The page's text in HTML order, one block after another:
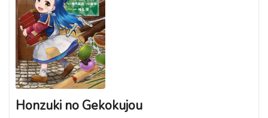
Honzuki no Gekokujou